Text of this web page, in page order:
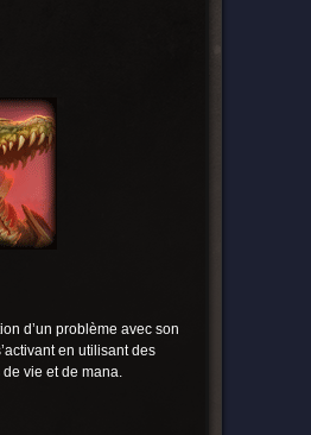
d’un problème avec son
en utilisant des
vie et de mana.